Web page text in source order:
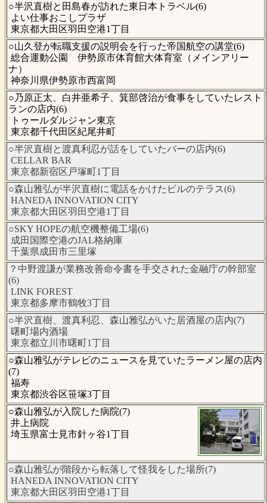
○半沢直樹と田島春が訪れた東日本トラベル(6)
よい仕事おこしプラザ
東京都大田区羽田空港1丁目
○山久登が転職支援の説明会を行った帝国航空の講堂(6)
総合運動公園 伊勢原市体育館大体育室（メインアリー
ナ）
神奈川県伊勢原市西富岡
○乃原正太、白井亜希子、箕部啓治が食事をしていたレスト
ランの店内(6)
トゥールダルジャン東京
東京都千代田区紀尾井町
○半沢直樹と渡真利忍が話をしていたバーの店内(6)
CELLAR BAR
東京都新宿区戸塚町1丁目
○森山雅弘が半沢直樹に電話をかけたビルのテラス(6)
HANEDA INNOVATION CITY
東京都大田区羽田空港1丁目
○SKY HOPEの航空機整備工場(6)
成田国際空港のJAL格納庫
千葉県成田市三里塚
？中野渡謙が業務改善命令書を手交された金融庁の幹部室
(6)
LINK FOREST
東京都多摩市鶴牧3丁目
○半沢直樹、渡真利忍、森山雅弘がいた居酒屋の店内(7)
曙町場内酒場
東京都立川市曙町1丁目
○森山雅弘がテレビのニュースを見ていたラーメン屋の店内
(7)
福寿
東京都渋谷区笹塚3丁目
○森山雅弘が入院した病院(7)
井上病院
埼玉県富士見市針ヶ谷1丁目
○森山雅弘が階段から転落して怪我をした場所(7)
HANEDA INNOVATION CITY
東京都大田区羽田空港1丁目